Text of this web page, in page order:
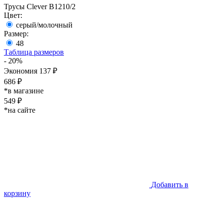
Трусы Clever B1210/2
Цвет:
серый/молочный
Размер:
48
Таблица размеров
- 20%
Экономия 137 ₽
686 ₽
*в магазине
549 ₽
*на сайте
Добавить в
корзину